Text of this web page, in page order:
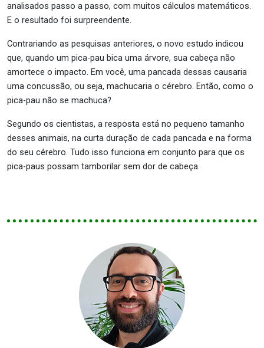
analisados passo a passo, com muitos cálculos matemáticos.
E o resultado foi surpreendente.
Contrariando as pesquisas anteriores, o novo estudo indicou
que, quando um pica-pau bica uma árvore, sua cabeça não
amortece o impacto. Em você, uma pancada dessas causaria
uma concussão, ou seja, machucaria o cérebro. Então, como o
pica-pau não se machuca?
Segundo os cientistas, a resposta está no pequeno tamanho
desses animais, na curta duração de cada pancada e na forma
do seu cérebro. Tudo isso funciona em conjunto para que os
pica-paus possam tamborilar sem dor de cabeça.